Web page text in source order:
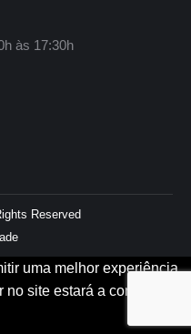
às 17:30h
Reserved
uma melhor experiência
site estará a consentir a